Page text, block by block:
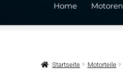
Home Motoren
Startseite Motorteile